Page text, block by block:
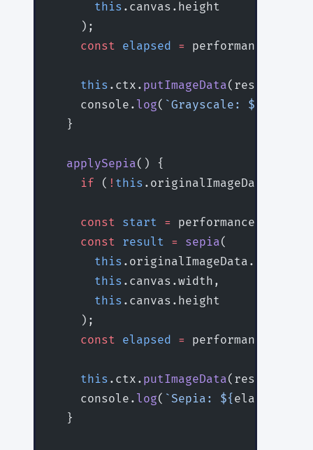
      this
.canvas.height
    );
    const
elapsed = performance.
    this
.ctx. putImageData(result,
    console.
log( `Grayscale: ${
  }
  applySepia
() {
    if
( ! this .originalImageData)
    const
start = performance.
    const
result = sepia(
      this
.originalImageData.data,
      this
.canvas.width,
      this
.canvas.height
    );
    const
elapsed = performance.
    this
.ctx. putImageData(result,
    console.
log( `Sepia: ${ elapsed
  }